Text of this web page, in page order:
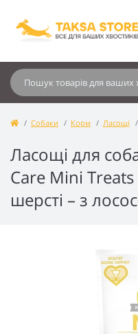
Собаки Корм Ласощі
Ласощі для
Care Mini
шерсті – з